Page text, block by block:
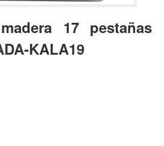
17 pestañas
KALA19